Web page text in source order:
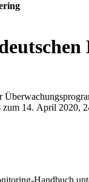
14. April 2020,